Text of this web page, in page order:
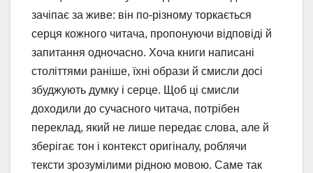
зачіпає за живе: він по-різному торкається
серця кожного читача, пропонуючи відповіді й
запитання одночасно. Хоча книги написані
століттями раніше, їхні образи й смисли досі
збуджують думку і серце. Щоб ці смисли
доходили до сучасного читача, потрібен
переклад, який не лише передає слова, але й
зберігає тон і контекст оригіналу, роблячи
тексти зрозумілими рідною мовою. Саме так